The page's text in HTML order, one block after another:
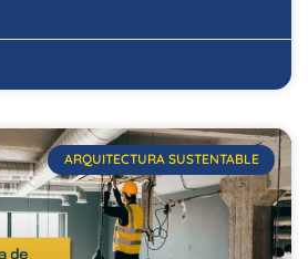
ARQUITECTURA SUSTENTABLE